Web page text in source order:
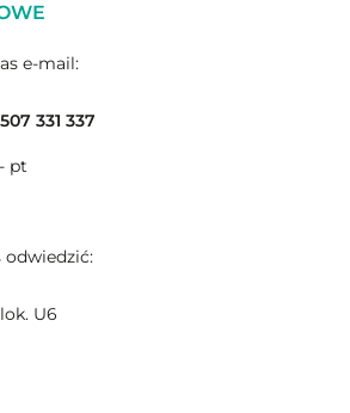
e-mail:
331 337
pt
odwiedzić:
U6